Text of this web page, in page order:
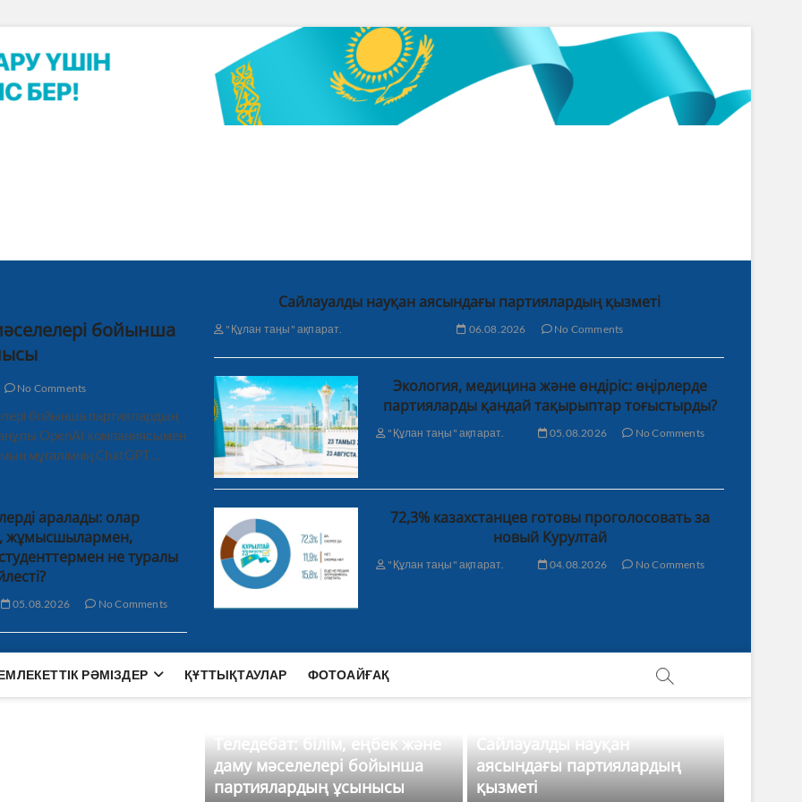
бойынша
No Comments
бойынша партиялардың
OpenAI компаниясымен
мұғалімнің ChatGPT…
Сайлауалды науқан аясындағы партиялардың қызметі
"Құлан таңы" ақпарат. 06.08.2026 No Comments
Экология, медицина және өндіріс: өңірлерде
партияларды қандай тақырыптар тоғыстырды?
"Құлан таңы" ақпарат. 05.08.2026 No Comments
аралады: олар
жұмысшылармен,
не туралы
05.08.2026 No Comments
72,3% казахстанцев готовы проголосовать за
новый Курултай
"Құлан таңы" ақпарат. 04.08.2026 No Comments
РӘМІЗДЕР ҚҰТТЫҚТАУЛАР ФОТОАЙҒАҚ
Теледебат: білім, еңбек және
даму мәселелері бойынша
партиялардың ұсынысы
Сайлауалды науқан
аясындағы партиялардың
қызметі